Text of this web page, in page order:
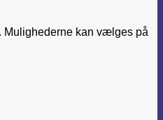
Mulighederne kan vælges på